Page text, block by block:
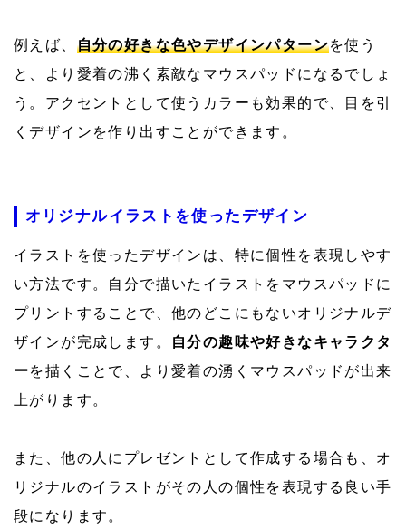
例えば、 自分の好きな色やデザインパターンを使う
と、より愛着の沸く素敵なマウスパッドになるでしょ
う。アクセントとして使うカラーも効果的で、目を引
くデザインを作り出すことができます。
オリジナルイラストを使ったデザイン
イラストを使ったデザインは、特に個性を表現しやす
い方法です。自分で描いたイラストをマウスパッドに
プリントすることで、他のどこにもないオリジナルデ
ザインが完成します。
自分の趣味や好きなキャラクタ
ーを描くことで、より愛着の湧くマウスパッドが出来
上がります。
また、他の人にプレゼントとして作成する場合も、オ
リジナルのイラストがその人の個性を表現する良い手
段になります。